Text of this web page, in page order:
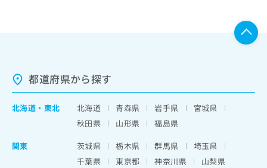
都道府県から探す
北海道 ・ 東北 北海道 青森県 岩手県
宮城県
秋田県
山形県
福島県
関東
茨城県 栃木県 群馬県
埼玉県
千葉県
東京都 神奈川県
山梨県